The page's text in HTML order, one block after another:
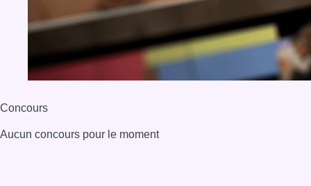
Concours
Aucun concours pour le moment